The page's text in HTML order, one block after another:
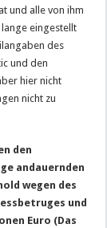
und alle von ihm
eingestellt
des
und den
hier nicht
nicht zu
den
andauernden
wegen des
und
Euro (Das